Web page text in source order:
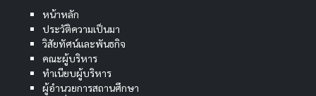
หน้าหลัก
ประวัติความเป็นมา
วิสัยทัศน์และพันธกิจ
คณะผู้บริหาร
ทำเนียบผู้บริหาร
ผู้อำนวยการสถานศึกษา